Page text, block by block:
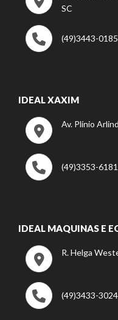
SC
(49)3443-0185
IDEAL XAXIM
Av. Plínio
(49)3353-6181
IDEAL MAQUINAS E
R. Helga
(49)3433-3024